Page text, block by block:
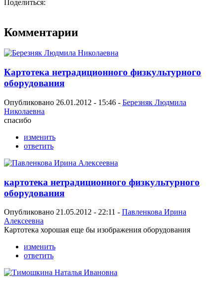
Поделиться:
Комментарии
Картотека нетрадиционного физкультурного
оборудования
Опубликовано 26.01.2012 - 15:46 - Березняк Людмила
Николаевна
спасибо
изменить
ответить
картотека нетрадиционного физкультурного
оборудования
Опубликовано 21.05.2012 - 22:11 - Павленкова Ирина
Алексеевна
Картотека хорошая еще бы изображения оборудования
изменить
ответить